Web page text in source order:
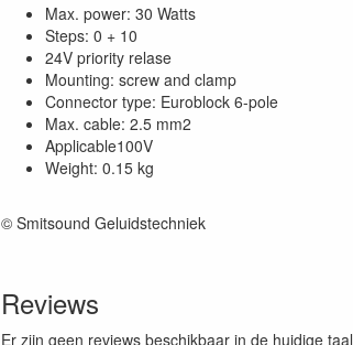
Max. power: 30 Watts
Steps: 0 + 10
24V priority relase
Mounting: screw and clamp
Connector type: Euroblock 6-pole
Max. cable: 2.5 mm2
Applicable100V
Weight: 0.15 kg
© Smitsound Geluidstechniek
Reviews
Er zijn geen reviews beschikbaar in de huidige taal